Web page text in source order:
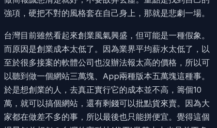
強項，硬把不對的風格套在自己身上，那就是悲劇一場。
台灣目前雖然看起來創業風氣興盛，但可能是一種假象。
而原因是創業成本太低了。因為業界平均薪水太低了，以
至於很多接案的軟體公司也沒辦法報太高的價格，所以可
以聽到做一個網站三萬塊、App兩種版本五萬塊這種事。
於是想創業的人，去真正實行它的成本並不高，籌個10
萬，就可以搞個網站，還有剩錢可以批點貨來賣。因為大
家都在做差不多的事，所以最後也只能拼便宜。覺得這個